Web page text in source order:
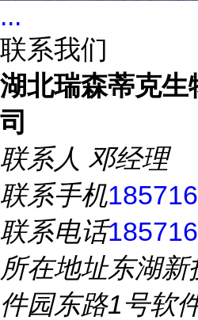
...
联系我们
湖北瑞森蒂克生
司
联系人 邓经理
联系手机
联系电话
所在地址东湖新
件园东路1号软